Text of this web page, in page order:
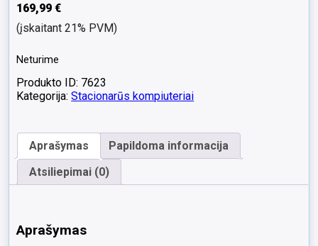
169,99€
(įskaitant 21% PVM)
Neturime
Produkto ID: 7623
Kategorija:Stacionarūs kompiuteriai
Aprašymas
Papildoma informacija
Atsiliepimai (0)
Aprašymas